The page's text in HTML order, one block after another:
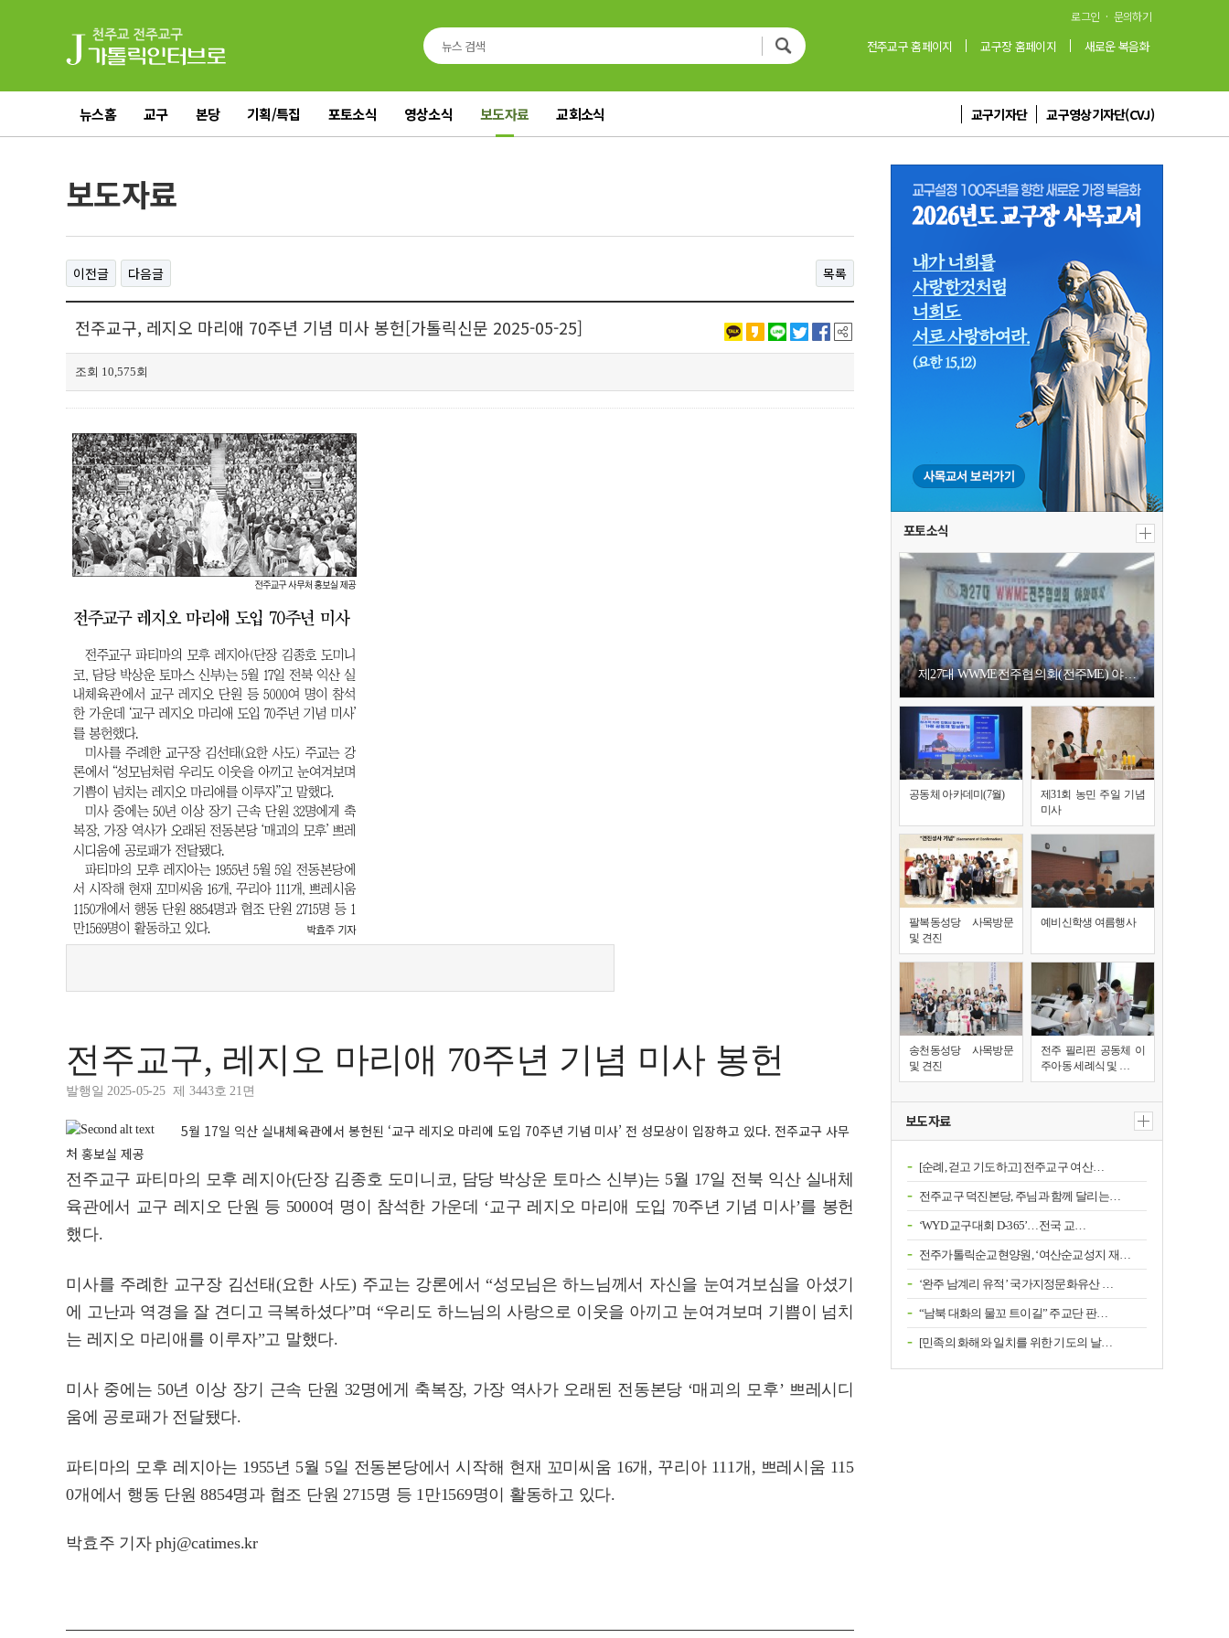
로그인 · 문의하기
전주교구 홈페이지 교구장 홈페이지 새로운 복음화
뉴스홈 교구 본당 기획/특집 포토소식 영상소식 보도자료 교회소식 교구기자단 교구영상기자단(CVJ)
보도자료
이전글 다음글 목록
전주교구, 레지오 마리애 70주년 기념 미사 봉헌[가톨릭신문 2025-05-25]
조회 10,575회
전주교구, 레지오 마리애 70주년 기념 미사 봉헌
발행일 2025-05-25 제 3443호 21면
5월 17일 익산 실내체육관에서 봉헌된 ‘교구 레지오 마리에 도입 70주년 기념 미사’ 전 성모상이 입장하고 있다. 전주교구 사무
처 홍보실 제공
전주교구 파티마의 모후 레지아(단장 김종호 도미니코, 담당 박상운 토마스 신부)는 5월 17일 전북 익산 실내체
육관에서 교구 레지오 단원 등 5000여 명이 참석한 가운데 ‘교구 레지오 마리애 도입 70주년 기념 미사’를 봉헌
했다.
미사를 주례한 교구장 김선태(요한 사도) 주교는 강론에서 “성모님은 하느님께서 자신을 눈여겨보심을 아셨기
에 고난과 역경을 잘 견디고 극복하셨다”며 “우리도 하느님의 사랑으로 이웃을 아끼고 눈여겨보며 기쁨이 넘치
는 레지오 마리애를 이루자”고 말했다.
미사 중에는 50년 이상 장기 근속 단원 32명에게 축복장, 가장 역사가 오래된 전동본당 ‘매괴의 모후’ 쁘레시디
움에 공로패가 전달됐다.
파티마의 모후 레지아는 1955년 5월 5일 전동본당에서 시작해 현재 꼬미씨움 16개, 꾸리아 111개, 쁘레시움 115
0개에서 행동 단원 8854명과 협조 단원 2715명 등 1만1569명이 활동하고 있다.
박효주 기자 phj@catimes.kr
포토소식
제27대 WWME전주협의회(전주ME) 야…
공동체 아카데미(7월)
제31회 농민 주일 기념
미사
팔복동성당 사목방문
및 견진
예비신학생 여름행사
송천동성당 사목방문
및 견진
전주 필리핀 공동체 이
주아동 세례식 및 …
보도자료
[순례, 걷고 기도하고] 전주교구 여산…
전주교구 덕진본당, 주님과 함께 달리는…
‘WYD 교구대회 D-365’…전국 교…
전주가톨릭순교현양원, ‘여산순교성지 재…
‘완주 남계리 유적’ 국가지정문화유산 …
“남북 대화의 물꼬 트이길” 주교단 판…
[민족의 화해와 일치를 위한 기도의 날…